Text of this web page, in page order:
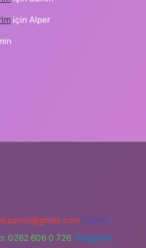
için Alper
Teams:
0262 606 0 726 Telegram: